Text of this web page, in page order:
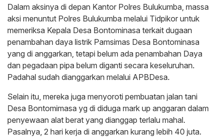
Dalam aksinya di depan Kantor Polres Bulukumba, massa
aksi menuntut Polres Bulukumba melalui Tidpikor untuk
memeriksa Kepala Desa Bontominasa terkait dugaan
penambahan daya listrik Pamsimas Desa Bontominasa
yang di anggarkan, tetapi belum ada penambahan Daya
dan pegadaan pipa belum diganti secara keseluruhan.
Padahal sudah dianggarkan melalui APBDesa.
Selain itu, mereka juga menyoroti pembuatan jalan tani
Desa Bontomimasa yg di diduga mark up anggaran dalam
penyewaan alat berat yang dianggap terlalu mahal.
Pasalnya, 2 hari kerja di anggarkan kurang lebih 40 juta.